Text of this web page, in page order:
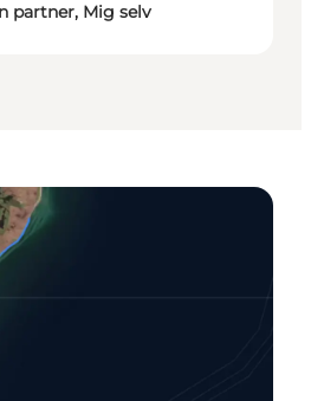
partner, Mig selv